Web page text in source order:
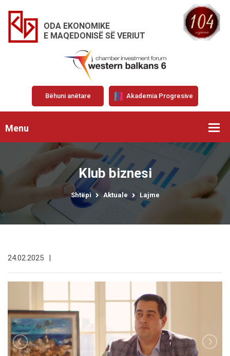
ODA EKONOMIKE
E MAQEDONISË SË VERIUT
Bëhuni anëtare Akademia Progresive
Menu
Klub biznesi
Shtëpi Aktuale Lajme
24.02.2025 |